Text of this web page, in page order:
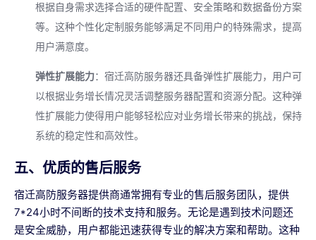
根据自身需求选择合适的硬件配置、安全策略和数据备份方案
等。这种个性化定制服务能够满足不同用户的特殊需求，提高
用户满意度。
弹性扩展能力：宿迁高防服务器还具备弹性扩展能力，用户可
以根据业务增长情况灵活调整服务器配置和资源分配。这种弹
性扩展能力使得用户能够轻松应对业务增长带来的挑战，保持
系统的稳定性和高效性。
五、优质的售后服务
宿迁高防服务器提供商通常拥有专业的售后服务团队，提供
7*24小时不间断的技术支持和服务。无论是遇到技术问题还
是安全威胁，用户都能迅速获得专业的解决方案和帮助。这种